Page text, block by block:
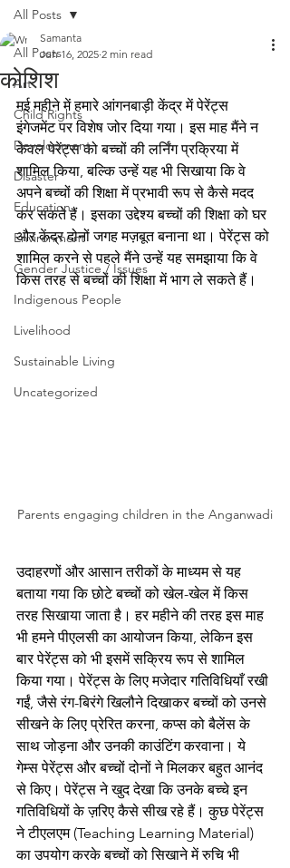
All Posts
Art
Child Rights
Development
Disaster
Education
Environment
Gender Justice / Issues
Indigenous People
Livelihood
Sustainable Living
Uncategorized
All Posts
कोशिश
Samanta
Jun 16, 2025 2 min read
मई महीने में हमारे आंगनबाड़ी केंद्र में पेरेंट्स
इंगेजमेंट पर विशेष जोर दिया गया। इस माह मैंने न
केवल पेरेंट्स को बच्चों की लर्निंग प्रक्रिया में
शामिल किया, बल्कि उन्हें यह भी सिखाया कि वे
अपने बच्चों की शिक्षा में प्रभावी रूप से कैसे मदद
कर सकते हैं। इसका उद्देश्य बच्चों की शिक्षा को घर
और केंद्र दोनों जगह मज़बूत बनाना था। पेरेंट्स को
शामिल करने से पहले मैंने उन्हें यह समझाया कि वे
किस तरह से बच्चों की शिक्षा में भाग ले सकते हैं।
Parents engaging children in the Anganwadi
उदाहरणों और आसान तरीकों के माध्यम से यह
बताया गया कि छोटे बच्चों को खेल-खेल में किस
तरह सिखाया जाता है। हर महीने की तरह इस माह
भी हमने पीएलसी का आयोजन किया, लेकिन इस
बार पेरेंट्स को भी इसमें सक्रिय रूप से शामिल
किया गया। पेरेंट्स के लिए मजेदार गतिविधियाँ रखी
गईं, जैसे रंग-बिरंगे खिलौने दिखाकर बच्चों को उनसे
सीखने के लिए प्रेरित करना, कप्स को बैलेंस के
साथ जोड़ना और उनकी काउंटिंग करवाना। ये
गेम्स पेरेंट्स और बच्चों दोनों ने मिलकर बहुत आनंद
से किए। पेरेंट्स ने खुद देखा कि उनके बच्चे इन
गतिविधियों के ज़रिए कैसे सीख रहे हैं। कुछ पेरेंट्स
ने टीएलएम (Teaching Learning Material)
का उपयोग करके बच्चों को सिखाने में रुचि भी